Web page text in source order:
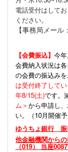
電話受付はして
ください。
【事務局メー
【会費振込】 今
会費納入状況は
の会費の振込みを
は受付終了して
年8/15(土)です。
ム＞から申請し
い。（10月開催
ゆうちょ銀行 振
他金融機関から
（019） 当座